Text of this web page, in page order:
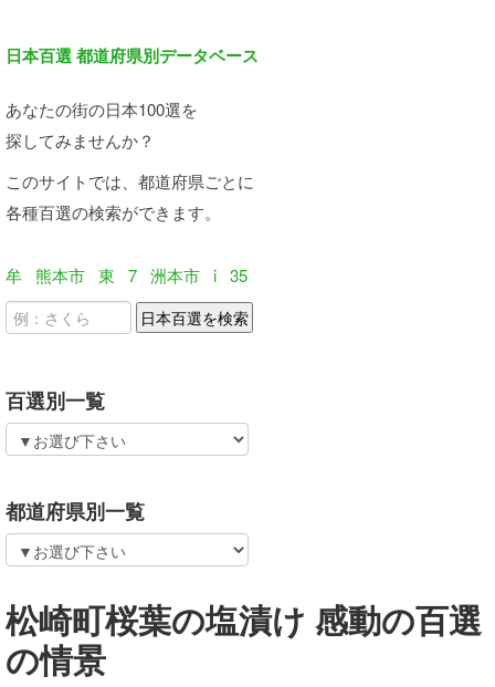
日本百選 都道府県別データベース
あなたの街の日本100選を
探してみませんか？
このサイトでは、都道府県ごとに
各種百選の検索ができます。
牟 熊本市 東 7 洲本市 i 35
百選別一覧
都道府県別一覧
松崎町桜葉の塩漬け 感動の百選
の情景